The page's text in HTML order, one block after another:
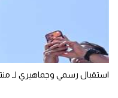
استقبال رسمي وجماهيري لـ